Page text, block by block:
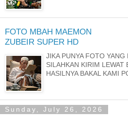
FOTO MBAH MAEMON
ZUBEIR SUPER HD
JIKA PUNYA FOTO
SILAHKAN KIRIM LEWAT
HASILNYA BAKAL KAMI
Sunday, July 26, 2026